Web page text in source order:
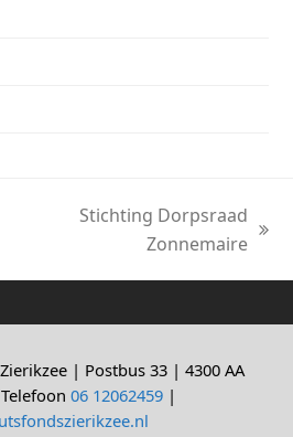
Stichting Dorpsraad
Zonnemaire
| Postbus 33 | 4300 AA
06 12062459 |